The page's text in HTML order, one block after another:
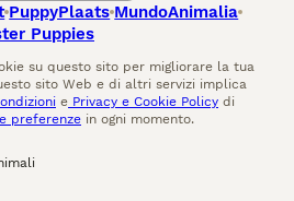
PuppyPlaats MundoAnimalia
Puppies
su questo sito per migliorare la tua
sito Web e di altri servizi implica
e Privacy e Cookie Policy di
preferenze in ogni momento.